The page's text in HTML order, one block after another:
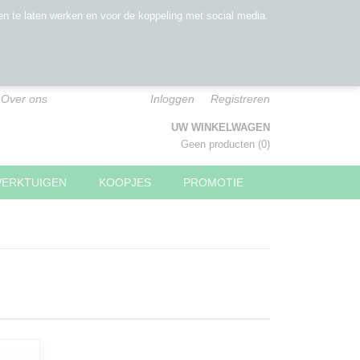
Over ons Inloggen Registreren
UW WINKELWAGEN
Geen producten (0)
KOOPJES PROMOTIE
te laten werken en voor de koppeling met social media.